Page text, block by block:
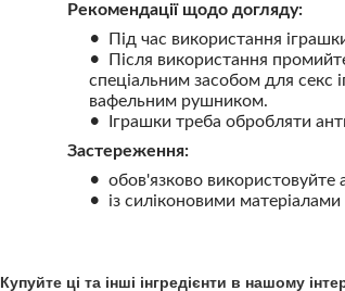
Рекомендації щодо догляду:
Під час використання
Після використання
спеціальним засобом для секс
вафельним рушником.
Іграшки треба обробляти
Застереження:
обов'язково використовуйте
із силіконовими
Купуйте ці та інші інгредієнти в нашому